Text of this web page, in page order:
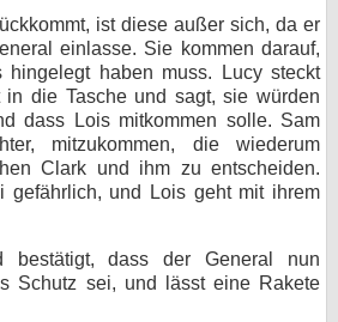
ist diese außer sich, da er
einlasse. Sie kommen darauf,
haben muss. Lucy steckt
in die Tasche und sagt, sie würden
dass Lois mitkommen solle. Sam
mitzukommen, die wiederum
Clark und ihm zu entscheiden.
gefährlich, und Lois geht mit ihrem
bestätigt, dass der General nun
Schutz sei, und lässt eine Rakete